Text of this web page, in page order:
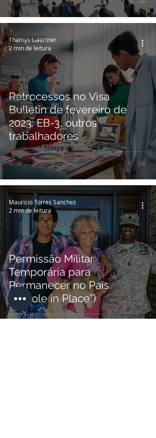
Militares e
familia
Residência
Permanente
Outros
Aeroporto
Viagem
Entrevista
Família
Casamento
Retrocessos no Visa
Bulletin de fevereiro de
2023: EB-3, outros
trabalhadores
Thamys Gaertner
2 min de leitura
Permissão Militar
Temporária para
Permanecer no País
(“Parole in Place”)
Mauricio Torres Sanchez
2 min de leitura